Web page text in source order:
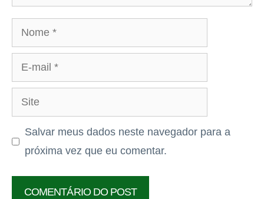
Nome
mail
Site
Salvar meus dados neste navegador para a
próxima vez que eu comentar.